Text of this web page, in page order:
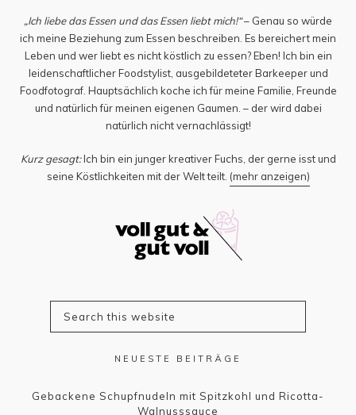
„Ich liebe das Essen und das Essen liebt mich!“– Genau so würde
ich meine Beziehung zum Essen beschreiben. Es bereichert mein
Leben und wer liebt es nicht köstlich zu essen? Eben! Ich bin ein
leidenschaftlicher Foodstylist, ausgebildeteter Barkeeper und
Foodfotograf. Hauptsächlich koche ich für meine Familie, Freunde
und natürlich für meinen eigenen Gaumen. – der wird dabei
natürlich nicht vernachlässigt!
Kurz gesagt:Ich bin ein junger kreativer Fuchs, der gerne isst und
seine Köstlichkeiten mit der Welt teilt. (mehr anzeigen)
NEUESTE BEITRÄGE
Gebackene Schupfnudeln mit Spitzkohl und Ricotta-
Walnusssauce